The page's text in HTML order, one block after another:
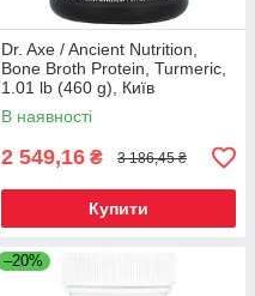
Dr. Axe / Ancient Nutrition,
Bone Broth Protein, Turmeric,
1.01 lb (460 g), Київ
В наявності
2 549,16 ₴ 3 186,45 ₴
Купити
–20%